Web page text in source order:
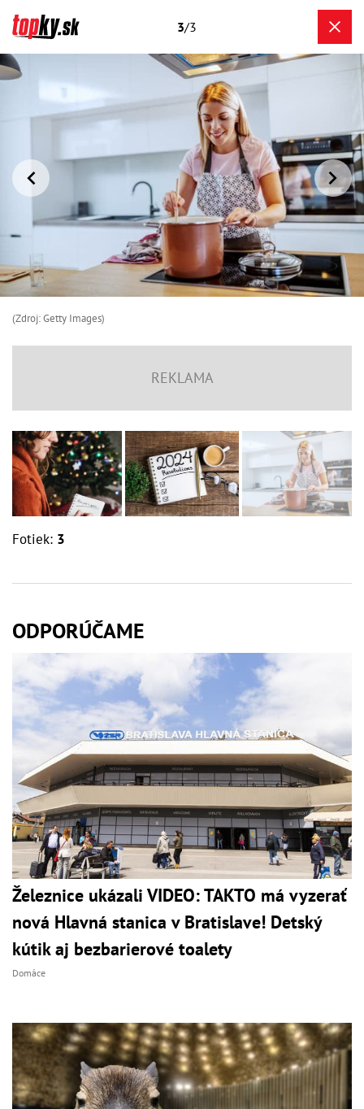
3/3
(Zdroj: Getty Images)
Fotiek: 3
ODPORÚČAME
Železnice ukázali VIDEO: TAKTO má vyzerať
nová Hlavná stanica v Bratislave! Detský
kútik aj bezbarierové toalety
Domáce